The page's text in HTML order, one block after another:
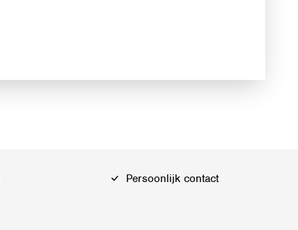
Persoonlijk contact